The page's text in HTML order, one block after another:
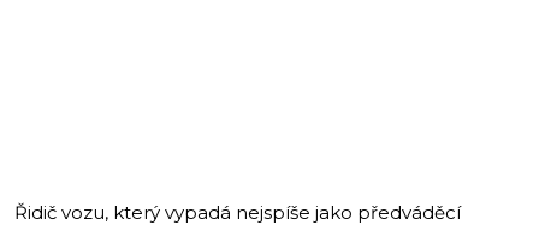
Řidič vozu, který vypadá nejspíše jako předváděcí